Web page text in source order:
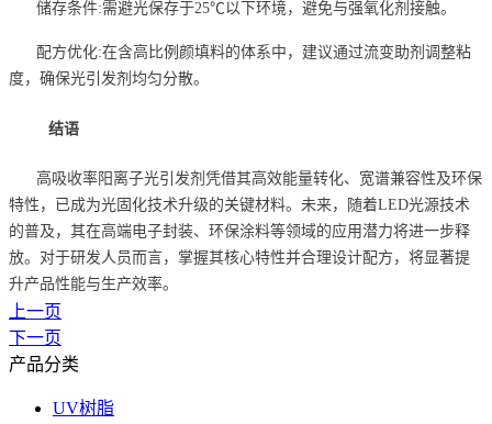
储存条件:需避光保存于25℃以下环境，避免与强氧化剂接触。
配方优化:在含高比例颜填料的体系中，建议通过流变助剂调整粘
度，确保光引发剂均匀分散。
结语
高吸收率阳离子光引发剂凭借其高效能量转化、宽谱兼容性及环保
特性，已成为光固化技术升级的关键材料。未来，随着LED光源技术
的普及，其在高端电子封装、环保涂料等领域的应用潜力将进一步释
放。对于研发人员而言，掌握其核心特性并合理设计配方，将显著提
升产品性能与生产效率。
上一页
下一页
产品分类
UV树脂